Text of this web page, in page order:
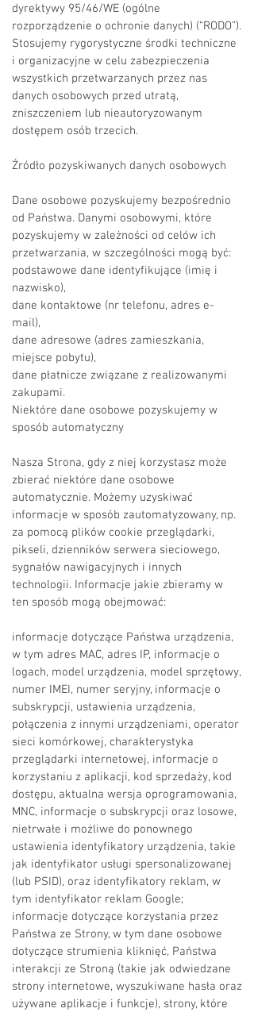
dyrektywy 95/46/WE (ogólne
rozporządzenie o ochronie danych) (“RODO”).
Stosujemy rygorystyczne środki techniczne
i organizacyjne w celu zabezpieczenia
wszystkich przetwarzanych przez nas
danych osobowych przed utratą,
zniszczeniem lub nieautoryzowanym
dostępem osób trzecich.
Źródło pozyskiwanych danych osobowych
Dane osobowe pozyskujemy bezpośrednio
od Państwa. Danymi osobowymi, które
pozyskujemy w zależności od celów ich
przetwarzania, w szczególności mogą być:
podstawowe dane identyfikujące (imię i
nazwisko),
dane kontaktowe (nr telefonu, adres e-
mail),
dane adresowe (adres zamieszkania,
miejsce pobytu),
dane płatnicze związane z realizowanymi
zakupami.
Niektóre dane osobowe pozyskujemy w
sposób automatyczny
Nasza Strona, gdy z niej korzystasz może
zbierać niektóre dane osobowe
automatycznie. Możemy uzyskiwać
informacje w sposób zautomatyzowany, np.
za pomocą plików cookie przeglądarki,
pikseli, dzienników serwera sieciowego,
sygnałów nawigacyjnych i innych
technologii. Informacje jakie zbieramy w
ten sposób mogą obejmować:
informacje dotyczące Państwa urządzenia,
w tym adres MAC, adres IP, informacje o
logach, model urządzenia, model sprzętowy,
numer IMEI, numer seryjny, informacje o
subskrypcji, ustawienia urządzenia,
połączenia z innymi urządzeniami, operator
sieci komórkowej, charakterystyka
przeglądarki internetowej, informacje o
korzystaniu z aplikacji, kod sprzedaży, kod
dostępu, aktualna wersja oprogramowania,
MNC, informacje o subskrypcji oraz losowe,
nietrwałe i możliwe do ponownego
ustawienia identyfikatory urządzenia, takie
jak identyfikator usługi spersonalizowanej
(lub PSID), oraz identyfikatory reklam, w
tym identyfikator reklam Google;
informacje dotyczące korzystania przez
Państwa ze Strony, w tym dane osobowe
dotyczące strumienia kliknięć, Państwa
interakcji ze Stroną (takie jak odwiedzane
strony internetowe, wyszukiwane hasła oraz
używane aplikacje i funkcje), strony, które